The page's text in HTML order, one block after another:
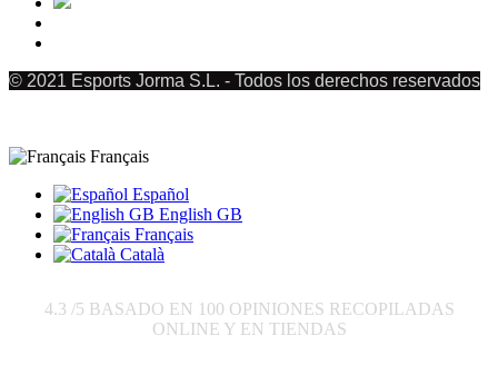
© 2021 Esports Jorma S.L. - Todos los derechos reservados
Français
Español
English GB
Français
Català
4.3 /5 BASADO EN 100 OPINIONES RECOPILADAS
ONLINE Y EN TIENDAS